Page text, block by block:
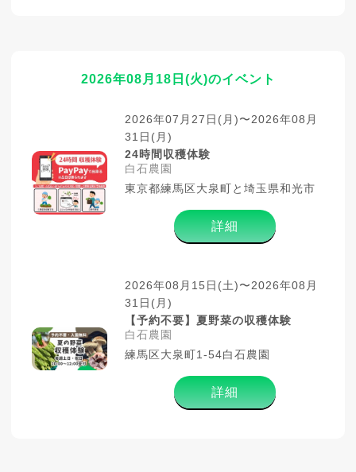
2026年08月18日(火)のイベント
2026年07月27日(月)〜2026年08月
31日(月)
24時間収穫体験
白石農園
東京都練馬区大泉町と埼玉県和光市
詳細
2026年08月15日(土)〜2026年08月
31日(月)
【予約不要】夏野菜の収穫体験
白石農園
練馬区大泉町1-54白石農園
詳細